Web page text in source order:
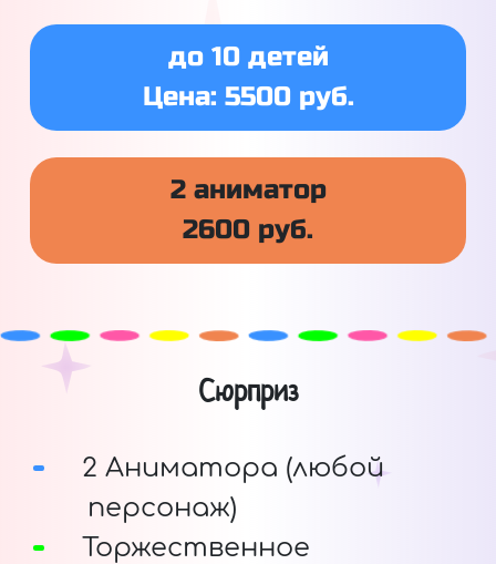
до 10 детей
Цена: 5500 руб.
2 аниматор
2600 руб.
Сюрприз
2 Аниматора (любой
персонаж)
Торжественное